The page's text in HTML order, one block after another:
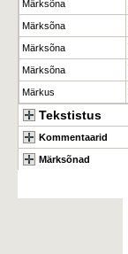
Märksõna
Märksõna
Märksõna
Märksõna
Märkus
Tekstistus
Kommentaarid
Märksõnad